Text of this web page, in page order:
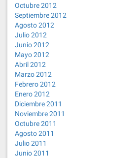
Octubre 2012
Septiembre 2012
Agosto 2012
Julio 2012
Junio 2012
Mayo 2012
Abril 2012
Marzo 2012
Febrero 2012
Enero 2012
Diciembre 2011
Noviembre 2011
Octubre 2011
Agosto 2011
Julio 2011
Junio 2011